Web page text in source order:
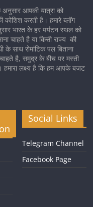
आपकी यात्रा को
करती है। हमारे ब्लॉग
भारत के हर पर्यटन स्थल को
चाहते है या किसी राज्य की
के साथ रोमांटिक पल बिताना
है, समुद्र के बीच पर मस्ती
लक्ष्य है कि हम आपके बजट
Social Links
Telegram Channel
Facebook Page